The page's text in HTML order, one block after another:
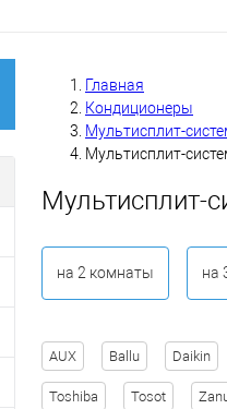
Главная
Кондиционеры
Мультисплит-
Мультисплит-
Мультисплит-
на 2 комнаты на
AUX Ballu Daikin
Toshiba Tosot